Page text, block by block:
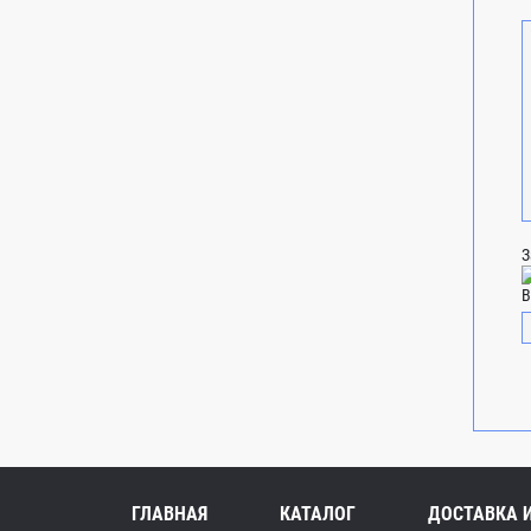
ГЛАВНАЯ КАТАЛОГ ДОСТАВКА